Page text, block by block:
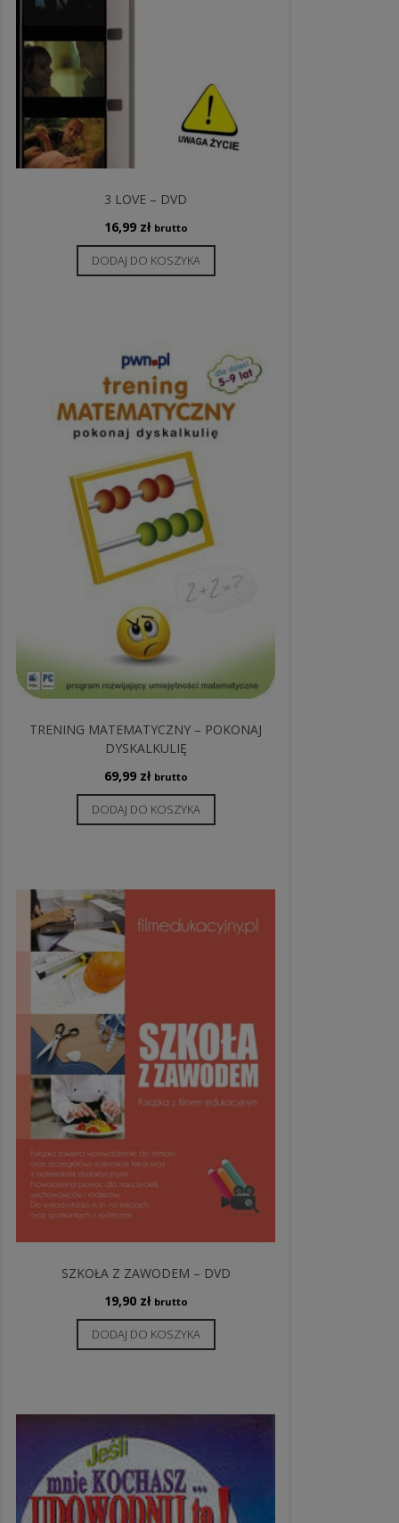
3 LOVE – DVD
16,99 zł brutto
DODAJ DO KOSZYKA
TRENING MATEMATYCZNY – POKONAJ
DYSKALKULIĘ
69,99 zł brutto
DODAJ DO KOSZYKA
SZKOŁA Z ZAWODEM – DVD
19,90 zł brutto
DODAJ DO KOSZYKA